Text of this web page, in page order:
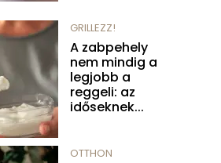
GRILLEZZ!
A zabpehely
nem mindig a
legjobb a
reggeli: az
időseknek...
OTTHON